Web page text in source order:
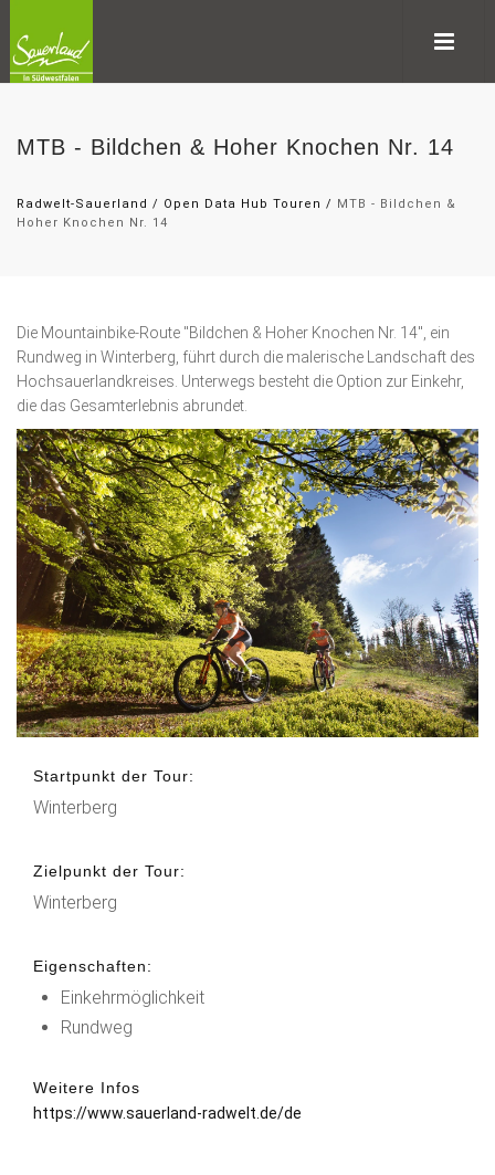
MTB - Bildchen & Hoher Knochen Nr. 14
Radwelt-Sauerland / Open Data Hub Touren / MTB - Bildchen &
Hoher Knochen Nr. 14
Die Mountainbike-Route "Bildchen & Hoher Knochen Nr. 14", ein
Rundweg in Winterberg, führt durch die malerische Landschaft des
Hochsauerlandkreises. Unterwegs besteht die Option zur Einkehr,
die das Gesamterlebnis abrundet.
Startpunkt der Tour:
Winterberg
Zielpunkt der Tour:
Winterberg
Eigenschaften:
Einkehrmöglichkeit
Rundweg
Weitere Infos
https://www.sauerland-radwelt.de/de